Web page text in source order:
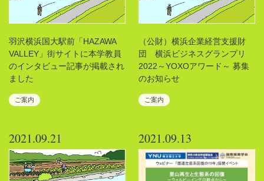
羽沢横浜国大駅前「HAZAWA
VALLEY」街サイトに本学教員
のインタビュー記事が掲載され
ました
ご案内
（公財）横浜企業経営支援財
団 横浜ビジネスグランプリ
2022～YOXOアワード～ 募集
のお知らせ
ご案内
2021.09.21 2021.09.13